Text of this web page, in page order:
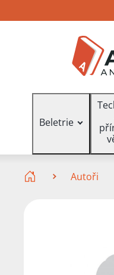
na
na
na
Beletrie
Autoři